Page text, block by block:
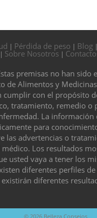
| Pérdida de peso | Blog |
| Sobre Nosotros |
premisas no han sido
de Alimentos y
cumplir con el propósito
tratamiento, remedio o
La información
para
las advertencias o
Los resultados
usted vaya a tener los
diferentes perfiles
existirán diferentes
© 2026 Belleza Consejos